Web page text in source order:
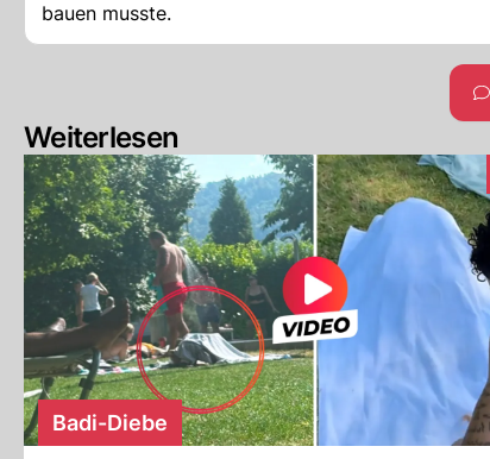
bauen musste.
Weiterlesen
Badi-Diebe